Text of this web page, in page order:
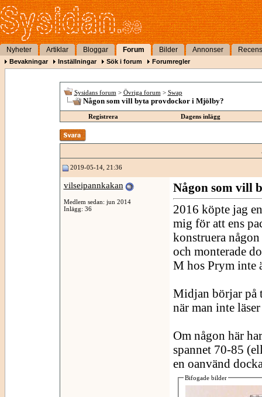
Nyheter Artiklar Bloggar Forum Bilder Annonser
Bevakningar Inställningar Sök i forum Forumregler
Sysidans forum > Övriga forum > Swap
Någon som vill byta provdockor i Mjölby?
Registrera Dagens inlägg
2019-05-14, 21:36
vilseipannkakan
Medlem sedan: jun 2014
Inlägg: 36
Någon som vill
2016 köpte jag
mig för att ens
konstruera
och monterade
M hos Prym inte
Midjan börjar på
när man inte
Om någon här
spannet 70-85
en oanvänd
Bifogade bilder